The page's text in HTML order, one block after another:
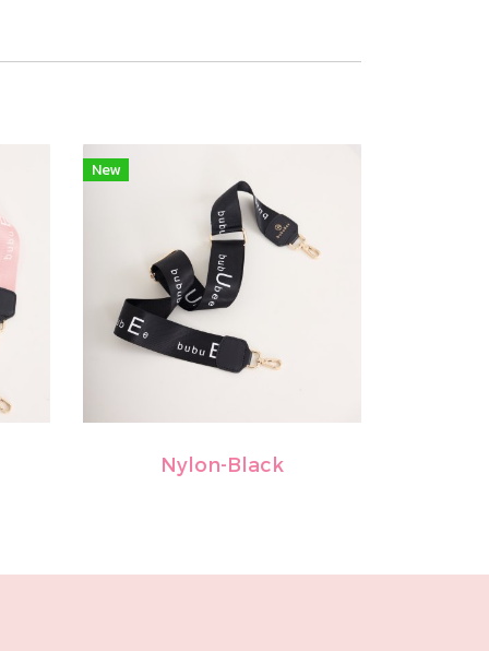
New
Nylon-Black